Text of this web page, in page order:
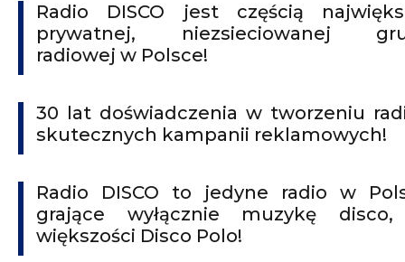
Radio DISCO jest częścią
prywatnej, niezsieciowanej
radiowej w Polsce!
30 lat doświadczenia w tworzeniu
skutecznych kampanii reklamowych!
Radio DISCO to jedyne radio w
grające wyłącznie muzykę
większości Disco Polo!